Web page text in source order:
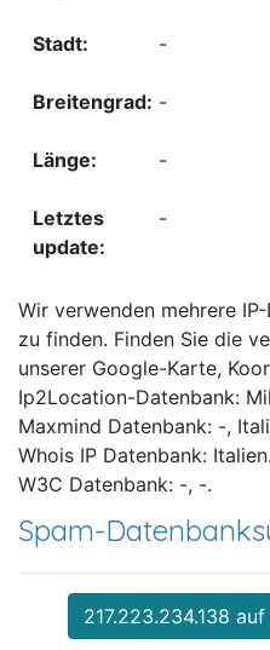
-
-
-
-
Wir verwenden mehrere
zu finden. Finden Sie die
unserer Google-Karte,
Ip2Location-Datenbank:
Maxmind Datenbank: -,
Whois IP Datenbank: Italien.
W3C Datenbank: -, -.
Spam-
217.223.234.138